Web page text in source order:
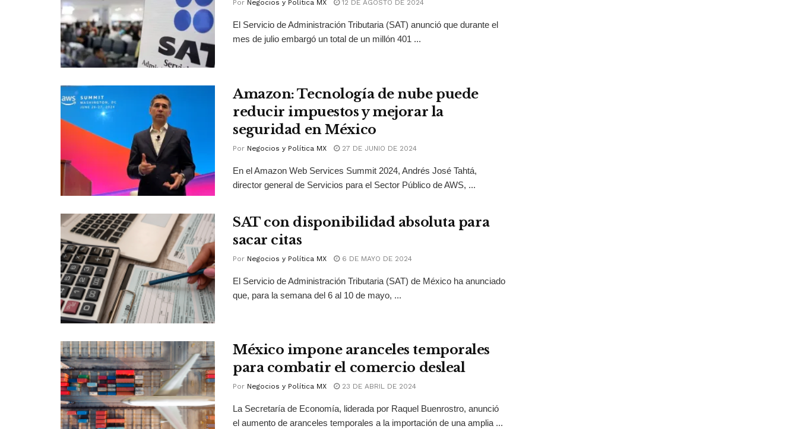
Por Negocios y Política MX 12 DE AGOSTO DE 2024
El Servicio de Administración Tributaria (SAT) anunció que durante el
mes de julio embargó un total de un millón 401 ...
Amazon: Tecnología de nube puede
reducir impuestos y mejorar la
seguridad en México
Por Negocios y Política MX 27 DE JUNIO DE 2024
En el Amazon Web Services Summit 2024, Andrés José Tahtá,
director general de Servicios para el Sector Público de AWS, ...
SAT con disponibilidad absoluta para
sacar citas
Por Negocios y Política MX 6 DE MAYO DE 2024
El Servicio de Administración Tributaria (SAT) de México ha anunciado
que, para la semana del 6 al 10 de mayo, ...
México impone aranceles temporales
para combatir el comercio desleal
Por Negocios y Política MX 23 DE ABRIL DE 2024
La Secretaría de Economía, liderada por Raquel Buenrostro, anunció
el aumento de aranceles temporales a la importación de una amplia ...